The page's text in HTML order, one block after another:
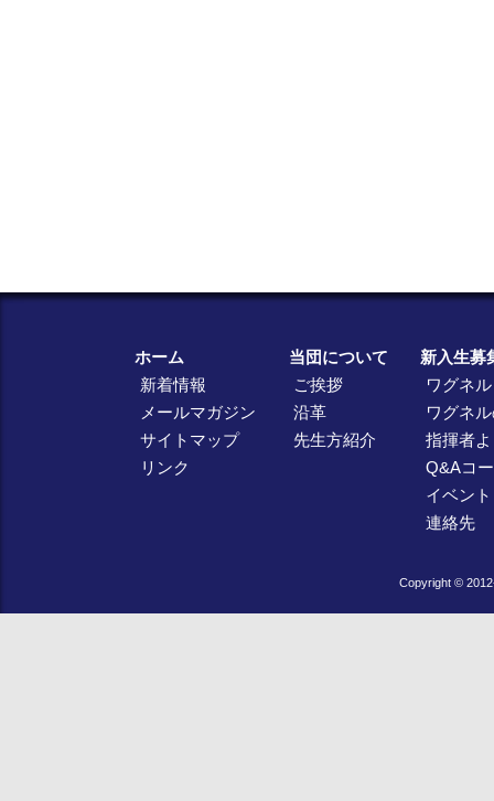
ホーム
新着情報
メールマガジン
サイトマップ
リンク
当団について
ご挨拶
沿革
先生方紹介
新入生募
ワグネ
ワグネ
指揮者
Q&Aコ
イベン
連絡先
Copyright ©